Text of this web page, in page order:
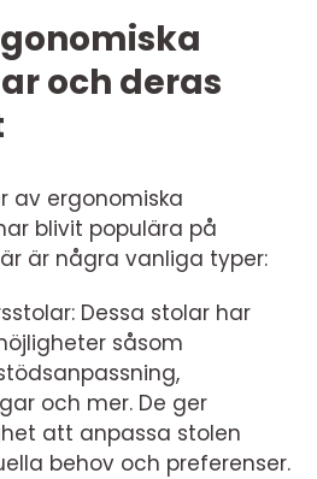
och deras
av ergonomiska
blivit populära på
är några vanliga typer:
Dessa stolar har
såsom
och mer. De ger
att anpassa stolen
behov och preferenser.